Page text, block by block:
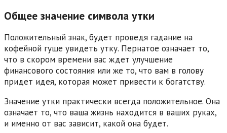
Общее значение символа утки
Положительный знак, будет проведя гадание на
кофейной гуще увидеть утку. Пернатое означает то,
что в скором времени вас ждет улучшение
финансового состояния или же то, что вам в голову
придет идея, которая может привести к богатству.
Значение утки практически всегда положительное. Она
означает то, что ваша жизнь находится в ваших руках,
и именно от вас зависит, какой она будет.